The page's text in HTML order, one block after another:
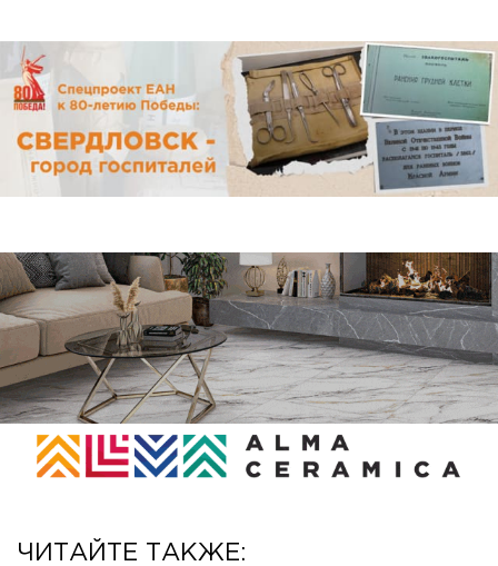
ЧИТАЙТЕ ТАКЖЕ: